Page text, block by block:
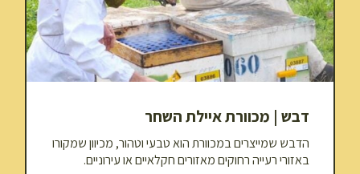
דבש | מכוורת איילת השחר
הדבש שמייצרים במכוורת הוא טבעי וטהור, מכיוון שמקורו
באזורי רעייה רחוקים מאזורים חקלאיים או עירוניים.